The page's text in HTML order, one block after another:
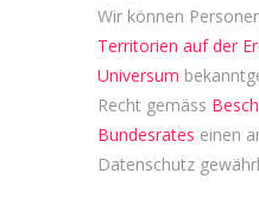
Wir können
Territorien auf der
Universum
Recht gemäss
Bundesrates einen
Datenschutz